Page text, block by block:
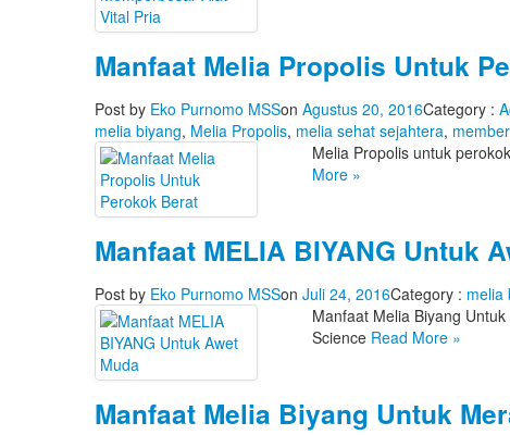
Manfaat Melia Propolis Untuk
Post by Eko Purnomo MSSon Agustus 20, 2016Category :
melia biyang, Melia Propolis, melia sehat sejahtera,
Melia Propolis untuk
More »
Manfaat MELIA BIYANG Untuk
Post by Eko Purnomo MSSon Juli 24, 2016Category : melia
Manfaat Melia Biyang
Science Read More »
Manfaat Melia Biyang Untuk